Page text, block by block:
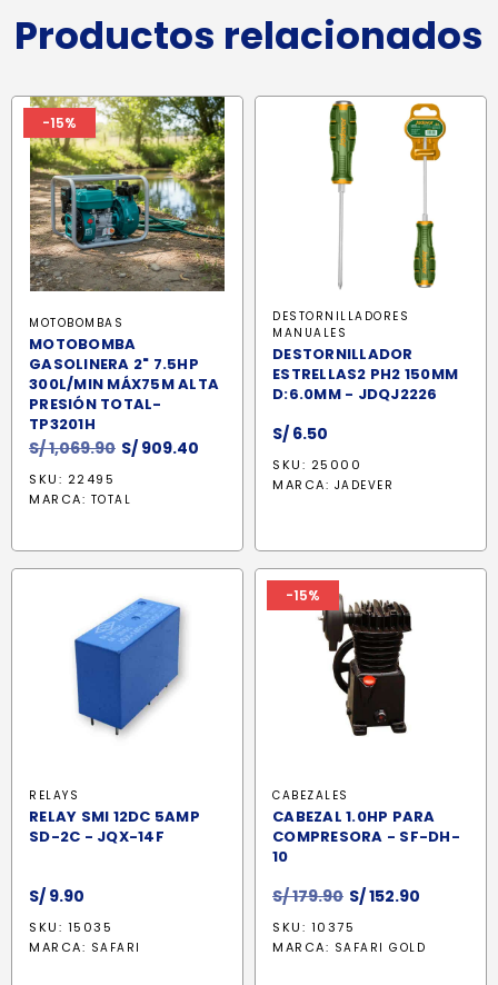
Productos relacionados
-15%
MOTOBOMBAS
MOTOBOMBA
GASOLINERA 2" 7.5HP
300L/MIN MÁX75M ALTA
PRESIÓN TOTAL-
TP3201H
S/1,069.90 El
original
S/ 909.40
SKU: 22495
MARCA: TOTAL
DESTORNILLADORES
MANUALES
DESTORNILLADOR
ESTRELLAS2 PH2 150MM
D:6.0MM - JDQJ2226
S/ 6.50
SKU: 25000
MARCA: JADEVER
RELAYS
RELAY SMI 12DC 5AMP
SD-2C - JQX-14F
S/ 9.90
SKU: 15035
MARCA: SAFARI
-15%
CABEZALES
CABEZAL 1.0HP PARA
COMPRESORA - SF-DH-
10
S/179.90 El
precio
original
S/152.90
actual
SKU: 10375
MARCA: SAFARI GOLD